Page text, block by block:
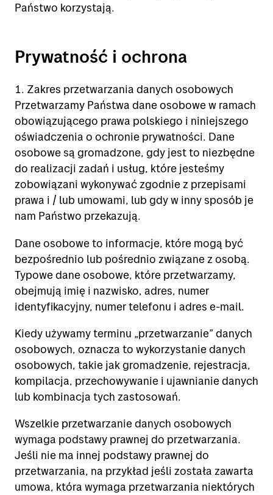
Państwo korzystają.
Prywatność i ochrona
1. Zakres przetwarzania danych osobowych
Przetwarzamy Państwa dane osobowe w ramach
obowiązującego prawa polskiego i niniejszego
oświadczenia o ochronie prywatności. Dane
osobowe są gromadzone, gdy jest to niezbędne
do realizacji zadań i usług, które jesteśmy
zobowiązani wykonywać zgodnie z przepisami
prawa i / lub umowami, lub gdy w inny sposób je
nam Państwo przekazują.
Dane osobowe to informacje, które mogą być
bezpośrednio lub pośrednio związane z osobą.
Typowe dane osobowe, które przetwarzamy,
obejmują imię i nazwisko, adres, numer
identyfikacyjny, numer telefonu i adres e-mail.
Kiedy używamy terminu „przetwarzanie” danych
osobowych, oznacza to wykorzystanie danych
osobowych, takie jak gromadzenie, rejestracja,
kompilacja, przechowywanie i ujawnianie danych
lub kombinacja tych zastosowań.
Wszelkie przetwarzanie danych osobowych
wymaga podstawy prawnej do przetwarzania.
Jeśli nie ma innej podstawy prawnej do
przetwarzania, na przykład jeśli została zawarta
umowa, która wymaga przetwarzania niektórych